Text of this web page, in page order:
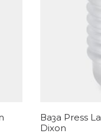
Ваза Press
Dixon